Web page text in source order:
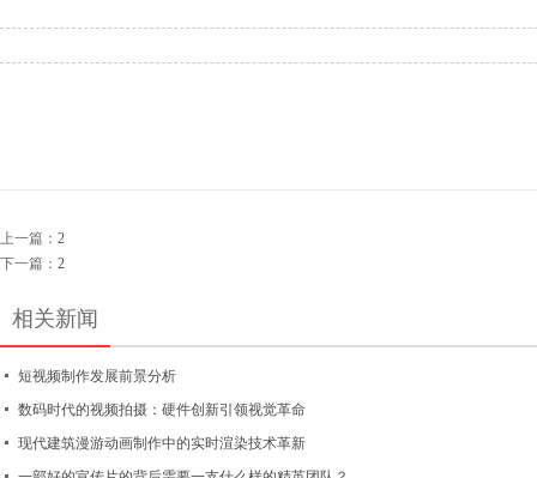
上一篇： 2
下一篇： 2
相关新闻
短视频制作发展前景分析
数码时代的视频拍摄：硬件创新引领视觉革命
现代建筑漫游动画制作中的实时渲染技术革新